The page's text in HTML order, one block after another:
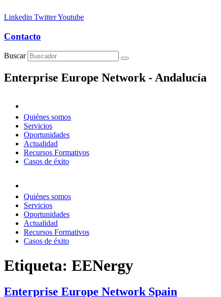
Linkedin TwitterYoutube
Contacto
Buscar
Enterprise Europe Network - Andalucía
Quiénes somos
Servicios
Oportunidades
Actualidad
Recursos Formativos
Casos de éxito
Quiénes somos
Servicios
Oportunidades
Actualidad
Recursos Formativos
Casos de éxito
Etiqueta: EENergy
Enterprise Europe Network Spain